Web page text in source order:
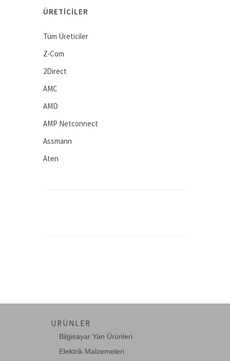
ÜRETICILER
Tüm Üreticiler
Z-Com
2Direct
AMC
AMD
AMP Netconnect
Assmann
Aten
DSG-Canusa
EASY COM
ÜRÜNLER
Bilgisayar Yan Ürünleri
Elektrik Malzemeleri